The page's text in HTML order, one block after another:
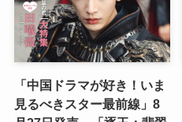
「中国ドラマが好き！いま
見るべきスター最前線」8